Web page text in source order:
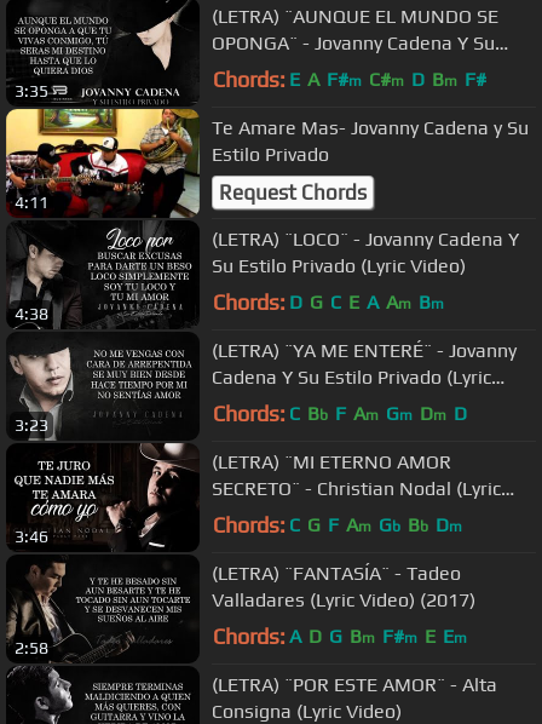
3:35
(LETRA) ¨AUNQUE EL MUNDO SE
OPONGA¨ - Jovanny Cadena Y Su
Estilo Privado (Lyric Video)
Chords: E A F#m C#m D Bm F#
4:11
Te Amare Mas- Jovanny Cadena y Su
Estilo Privado
Request Chords
4:38
(LETRA) ¨LOCO¨ - Jovanny Cadena Y
Su Estilo Privado (Lyric Video)
Chords: D G C E A Am Bm
3:23
(LETRA) ¨YA ME ENTERÉ¨ - Jovanny
Cadena Y Su Estilo Privado (Lyric
Video)
Chords: C Bb F Am Gm Dm D
3:46
(LETRA) ¨MI ETERNO AMOR
SECRETO¨ - Christian Nodal (Lyric
Video)
Chords: C G F Am Gb Bb Dm
2:58
(LETRA) ¨FANTASÍA¨ - Tadeo
Valladares (Lyric Video) (2017)
Chords: A D G Bm F#m E Em
(LETRA) ¨POR ESTE AMOR¨ - Alta
Consigna (Lyric Video)